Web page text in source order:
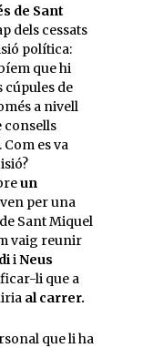
de Sant
dels cessats
política:
que hi
cúpules de
a nivell
consells
Com es va
un
per una
Sant Miquel
vaig reunir
iNeus
li que a
al carrer.
que li ha